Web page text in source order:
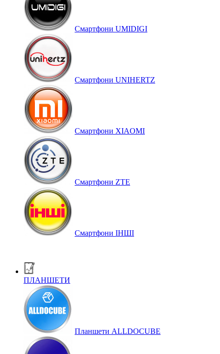
Смартфони UMIDIGI
Смартфони UNIHERTZ
Смартфони XIAOMI
Смартфони ZTE
Смартфони ІНШІ
ПЛАНШЕТИ
Планшети ALLDOCUBE